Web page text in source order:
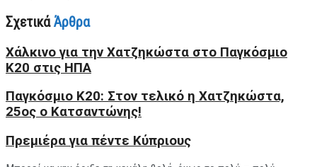
ΣχετικάΆρθρα
Xάλκινο για την Χατζηκώστα στο Παγκόσμιο
Κ20 στις ΗΠΑ
Παγκόσμιο Κ20: Στον τελικό η Χατζηκώστα,
25ος ο Κατσαντώνης!
Πρεμιέρα για πέντε Κύπριους